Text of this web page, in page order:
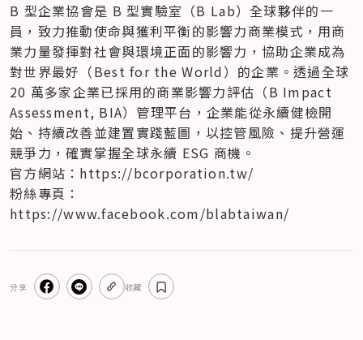
B 型企業協會是 B 型實驗室（B Lab）全球夥伴的一
員，致力推動使命與獲利平衡的影響力商業模式，用商
業力量發揮對社會與環境正面的影響力，協助企業成為
對世界最好（Best for the World）的企業。透過全球
20 萬多家企業已採用的商業影響力評估（B Impact
Assessment, BIA）管理平台，企業能從永續健檢開
始、持續改善並建置實踐藍圖，以控管風險、提升營運
競爭力，確實掌握全球永續 ESG 商機。
官方網站：https://bcorporation.tw/
粉絲專頁：
https://www.facebook.com/blabtaiwan/
分享 收藏